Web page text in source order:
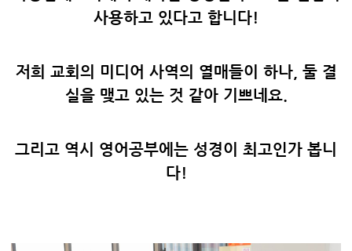
사용하고 있다고 합니다!
저희 교회의 미디어 사역의 열매들이 하나, 둘 결
실을 맺고 있는 것 같아 기쁘네요.
그리고 역시 영어공부에는 성경이 최고인가 봅니
다!